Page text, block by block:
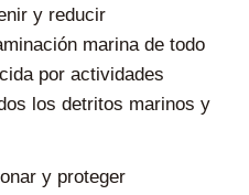
y reducir
marina de todo
por actividades
los detritos marinos y
y proteger